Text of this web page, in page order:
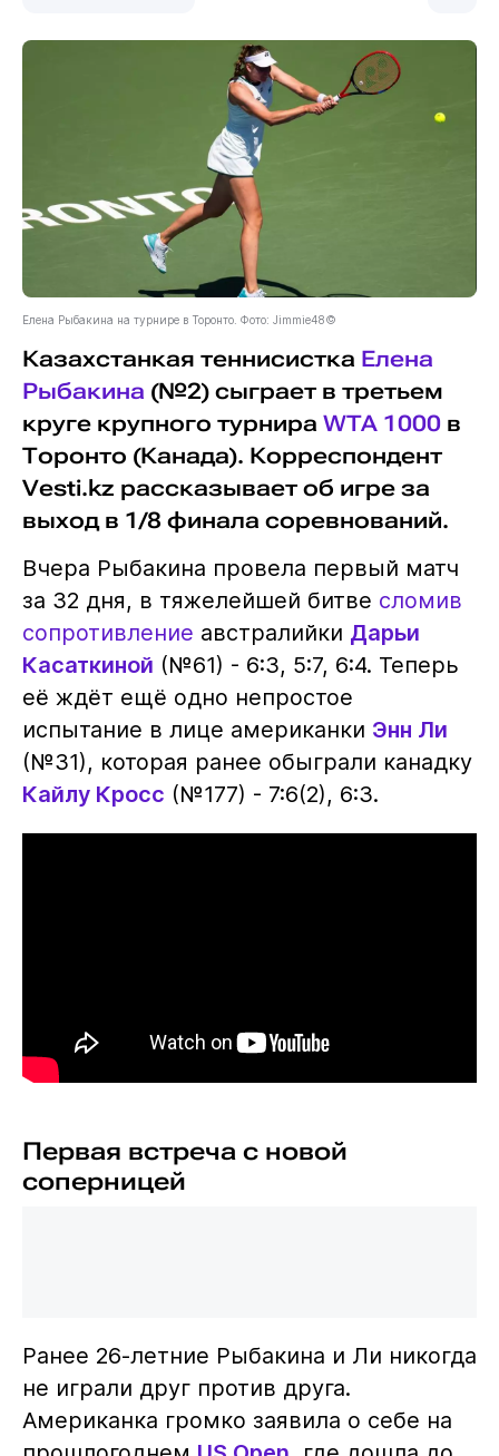
Елена Рыбакина на турнире в Торонто. Фото: Jimmie48©
Казахстанкая теннисистка Елена
Рыбакина (№2) сыграет в третьем
круге крупного турнира WTA 1000в
Торонто (Канада). Корреспондент
Vesti.kz рассказывает об игре за
выход в 1/8 финала соревнований.
Вчера Рыбакина провела первый матч
за 32 дня, в тяжелейшей битве сломив
сопротивление австралийки Дарьи
Касаткиной (№61) - 6:3, 5:7, 6:4. Теперь
её ждёт ещё одно непростое
испытание в лице американки Энн Ли
(№31), которая ранее обыграли канадку
Кайлу Кросс (№177) - 7:6(2), 6:3.
Первая встреча с новой
соперницей
Ранее 26-летние Рыбакина и Ли никогда
не играли друг против друга.
Американка громко заявила о себе на